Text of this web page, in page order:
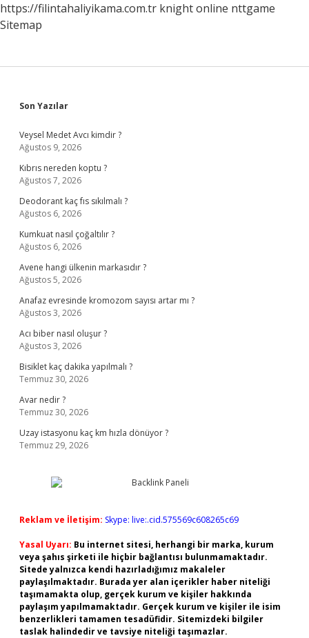
https://filintahaliyikama.com.tr knight online nttgame
Sitemap
Sidebar
Son Yazılar
Veysel Medet Avcı kimdir ?
Ağustos 9, 2026
Kıbrıs nereden koptu ?
Ağustos 7, 2026
Deodorant kaç fıs sıkılmalı ?
Ağustos 6, 2026
Kumkuat nasıl çoğaltılır ?
Ağustos 6, 2026
Avene hangi ülkenin markasıdır ?
Ağustos 5, 2026
Anafaz evresinde kromozom sayısı artar mı ?
Ağustos 3, 2026
Acı biber nasıl oluşur ?
Ağustos 3, 2026
Bisiklet kaç dakika yapılmalı ?
Temmuz 30, 2026
Avar nedir ?
Temmuz 30, 2026
Uzay istasyonu kaç km hızla dönüyor ?
Temmuz 29, 2026
Reklam ve İletişim: Skype: live:.cid.575569c608265c69
Yasal Uyarı: Bu internet sitesi, herhangi bir marka, kurum
veya şahıs şirketi ile hiçbir bağlantısı bulunmamaktadır.
Sitede yalnızca kendi hazırladığımız makaleler
paylaşılmaktadır. Burada yer alan içerikler haber niteliği
taşımamakta olup, gerçek kurum ve kişiler hakkında
paylaşım yapılmamaktadır. Gerçek kurum ve kişiler ile isim
benzerlikleri tamamen tesadüfidir. Sitemizdeki bilgiler
taslak halindedir ve tavsiye niteliği taşımazlar.